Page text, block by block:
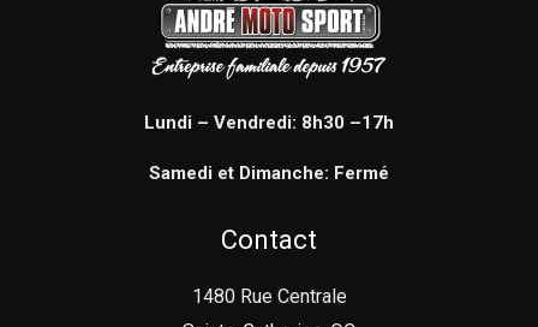
Lundi – Vendredi: 8h30 –17h
Samedi et Dimanche: Fermé
Contact
1480 Rue Centrale